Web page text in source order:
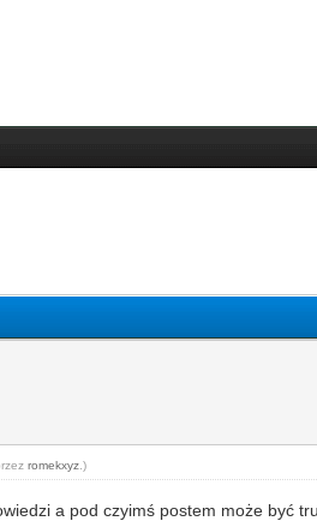
romekxyz .)
a pod czyimś postem może być